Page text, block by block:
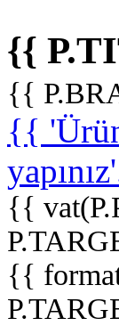
{{
{{
{{
{{
{{